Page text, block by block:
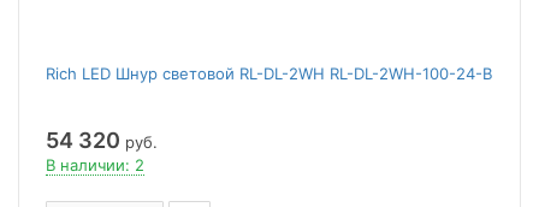
Rich LED Шнур световой RL-DL-2WH RL-DL-2WH-100-24-B
54 320 руб.
В наличии: 2